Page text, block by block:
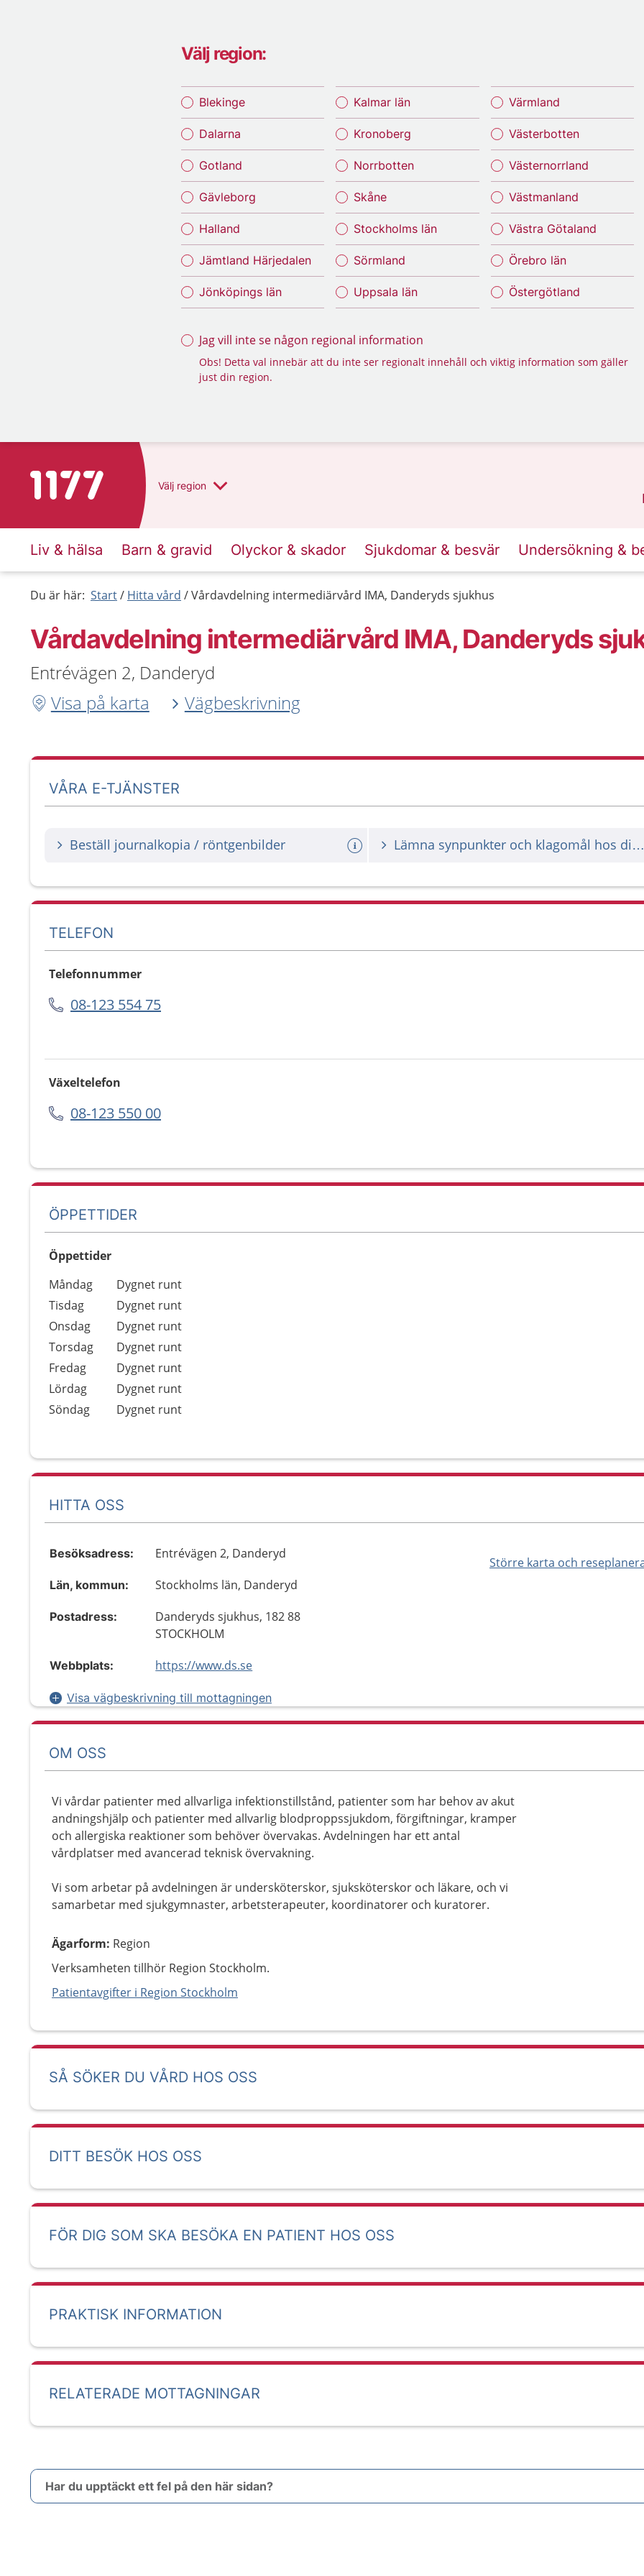
Välj region:
Blekinge
Dalarna
Gotland
Gävleborg
Halland
Jämtland Härjedalen
Jönköpings län
Kalmar län
Kronoberg
Norrbotten
Skåne
Stockholms län
Sörmland
Uppsala län
Värmland
Västerbotten
Västernorrland
Västmanland
Västra Götaland
Örebro län
Östergötland
Jag vill inte se någon regional information
Obs! Detta val innebär att du inte ser regionalt innehåll och viktig information som gäller
just din region.
Till startsidan för 1177 Välj region
Liv & hälsa Barn & gravid Olyckor & skador Sjukdomar & besvär Undersökning &
Du är här: Start Hitta vård Vårdavdelning intermediärvård IMA, Danderyds sjukhus
Vårdavdelning intermediärvård IMA, Danderyds
Entrévägen 2, Danderyd
Visa på karta
Vägbeskrivning
VÅRA E-TJÄNSTER
Beställ journalkopia / röntgenbilder Lämna synpunkter och klagomål hos din vårdgivare
TELEFON
Telefonnummer
08-123 554 75
Växeltelefon
08-123 550 00
ÖPPETTIDER
Öppettider
Dag
Öppettider
Kommentarer
Måndag
Dygnet runt
Tisdag
Dygnet runt
Onsdag
Dygnet runt
Torsdag
Dygnet runt
Fredag
Dygnet runt
Lördag
Dygnet runt
Söndag
Dygnet runt
HITTA OSS
Större karta och
Besöksadress: Entrévägen 2, Danderyd
Län, kommun: Stockholms län, Danderyd
Postadress:
Danderyds sjukhus, 182 88
STOCKHOLM
Webbplats: https://www.ds.se
Visa vägbeskrivning till mottagningen
OM OSS
Vi vårdar patienter med allvarliga infektionstillstånd, patienter som har behov av akut
andningshjälp och patienter med allvarlig blodproppssjukdom, förgiftningar, kramper
och allergiska reaktioner som behöver övervakas. Avdelningen har ett antal
vårdplatser med avancerad teknisk övervakning.
Vi som arbetar på avdelningen är undersköterskor, sjuksköterskor och läkare, och vi
samarbetar med sjukgymnaster, arbetsterapeuter, koordinatorer och kuratorer.
Ägarform: Region
Verksamheten tillhör Region Stockholm.
Patientavgifter i Region Stockholm
SÅ SÖKER DU VÅRD HOS OSS
DITT BESÖK HOS OSS
FÖR DIG SOM SKA BESÖKA EN PATIENT HOS OSS
PRAKTISK INFORMATION
RELATERADE MOTTAGNINGAR
Har du upptäckt ett fel på den här sidan?